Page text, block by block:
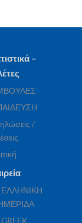
–
/
ΕΛΛΗΝΙΚΗ